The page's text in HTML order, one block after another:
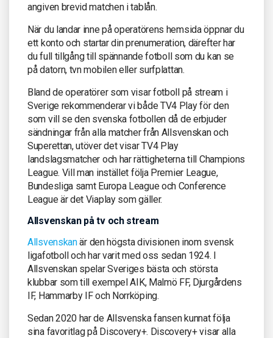
angiven brevid matchen i tablån.
När du landar inne på operatörens hemsida öppnar du
ett konto och startar din prenumeration, därefter har
du full tillgång till spännande fotboll som du kan se
på datorn, tvn mobilen eller surfplattan.
Bland de operatörer som visar fotboll på stream i
Sverige rekommenderar vi både TV4 Play för den
som vill se den svenska fotbollen då de erbjuder
sändningar från alla matcher från Allsvenskan och
Superettan, utöver det visar TV4 Play
landslagsmatcher och har rättigheterna till Champions
League. Vill man instället följa Premier League,
Bundesliga samt Europa League och Conference
League är det Viaplay som gäller.
Allsvenskan på tv och stream
Allsvenskanär den högsta divisionen inom svensk
ligafotboll och har varit med oss sedan 1924. I
Allsvenskan spelar Sveriges bästa och största
klubbar som till exempel AIK, Malmö FF, Djurgårdens
IF, Hammarby IF och Norrköping.
Sedan 2020 har de Allsvenska fansen kunnat följa
sina favoritlag på Discovery+. Discovery+ visar alla